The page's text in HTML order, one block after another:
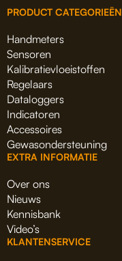
PRODUCT CATEGORIEËN
Handmeters
Sensoren
Kalibratievloeistoffen
Regelaars
Dataloggers
Indicatoren
Accessoires
Gewasondersteuning
EXTRA INFORMATIE
Over ons
Nieuws
Kennisbank
Video’s
KLANTENSERVICE